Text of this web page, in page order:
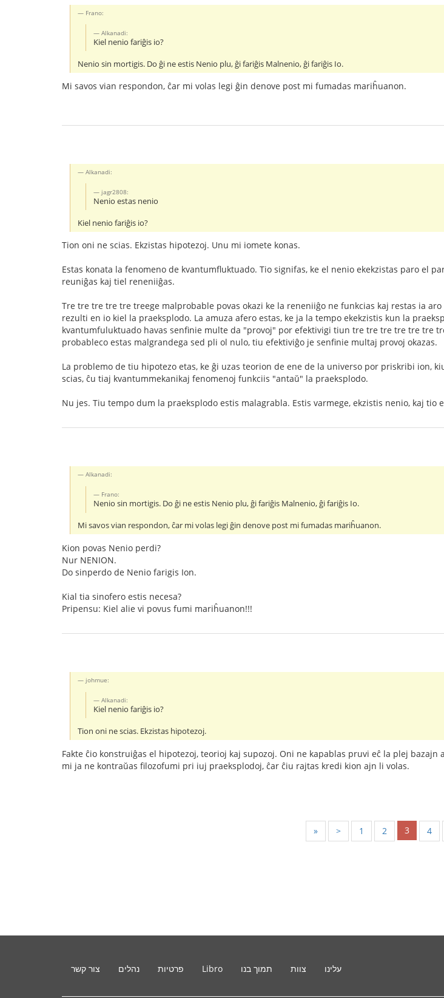
Frano:
Alkanadi:
Kiel nenio fariĝis io?
Nenio sin mortigis. Do ĝi ne estis Nenio plu, ĝi fariĝis Malnenio, ĝi fariĝis Io.
Mi savos vian respondon, ĉar mi volas legi ĝin denove post mi fumadas mariĥuanon.
Alkanadi:
jagr2808:
Nenio estas nenio
Kiel nenio fariĝis io?
Tion oni ne scias. Ekzistas hipotezoj. Unu mi iomete konas.
Estas konata la fenomeno de kvantumfluktuado. Tio signifas, ke el nenio ekekzistas paro el
reuniĝas kaj tiel reneniiĝas.
Tre tre tre tre tre treege malprobable povas okazi ke la reneniiĝo ne funkcias kaj restas ia
rezulti en io kiel la praeksplodo. La amuza afero estas, ke ja la tempo ekekzistis kun la
kvantumfuluktuado havas senfinie multe da "provoj" por efektivigi tiun tre tre tre tre tre tre
probableco estas malgrandega sed pli ol nulo, tiu efektiviĝo je senfinie multaj provoj okazas.
La problemo de tiu hipotezo etas, ke ĝi uzas teorion de ene de la universo por priskribi ion,
scias, ĉu tiaj kvantummekanikaj fenomenoj funkciis "antaŭ" la praeksplodo.
Nu jes. Tiu tempo dum la praeksplodo estis malagrabla. Estis varmege, ekzistis nenio, kaj tio
Alkanadi:
Frano:
Nenio sin mortigis. Do ĝi ne estis Nenio plu, ĝi fariĝis Malnenio, ĝi fariĝis Io.
Mi savos vian respondon, ĉar mi volas legi ĝin denove post mi fumadas mariĥuanon.
Kion povas Nenio perdi?
Nur NENION.
Do sinperdo de Nenio farigis Ion.
Kial tia sinofero estis necesa?
Pripensu: Kiel alie vi povus fumi mariĥuanon!!!
johmue:
Alkanadi:
Kiel nenio fariĝis io?
Tion oni ne scias. Ekzistas hipotezoj.
Fakte ĉio konstruiĝas el hipotezoj, teorioj kaj supozoj. Oni ne kapablas pruvi eĉ la plej bazajn
mi ja ne kontraŭas filozofumi pri iuj praeksplodoj, ĉar ĉiu rajtas kredi kion ajn li volas.
« < 1 2 3 4
עלינו צוות תמוך בנו Libro פרטיות נהלים צור קשר